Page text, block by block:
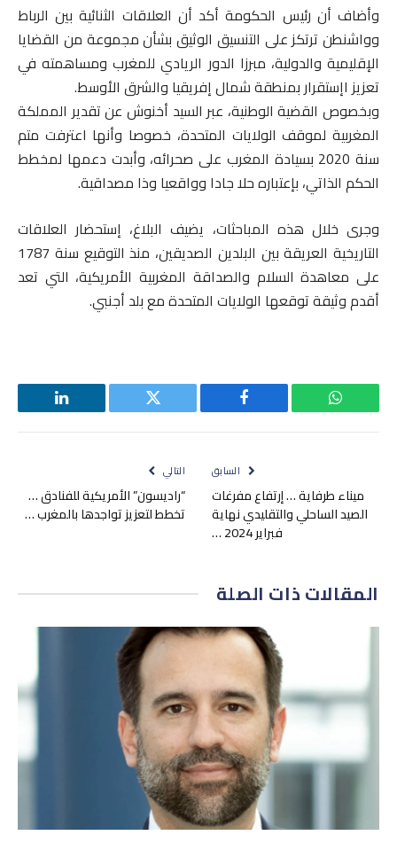
وأضاف أن رئيس الحكومة أكد أن العلاقات الثنائية بين الرباط
وواشنطن ترتكز على التنسيق الوثيق بشأن مجموعة من القضايا
الإقليمية والدولية، مبرزا الدور الريادي للمغرب ومساهمته في
تعزيز اإستقرار بمنطقة شمال إفريقيا والشرق الأوسط.
وبخصوص القضية الوطنية، عبر السيد أخنوش عن تقدير المملكة
المغربية لموقف الولايات المتحدة، خصوصا وأنها اعترفت متم
سنة 2020 بسيادة المغرب على صحرائه، وأبدت دعمها لمخطط
الحكم الذاتي، بإعتباره حلا جادا وواقعيا وذا مصداقية.
وجرى خلال هذه المباحثات، يضيف البلاغ، إستحضار العلاقات
التاريخية العريقة بين البلدين الصديقين، منذ التوقيع سنة 1787
على معاهدة السلام والصداقة المغربية الأمريكية، التي تعد
أقدم وثيقة توقعها الولايات المتحدة مع بلد أجنبي.
واتساب فيسبوك تويتر لينكدإن
السابق
ميناء طرفاية … إرتفاع مفرغات
الصيد الساحلي والتقليدي نهاية
فبراير 2024 …
التالي
“راديسون” الأمريكية للفنادق …
تخطط لتعزيز تواجدها بالمغرب …
المقالاتذات الصلة